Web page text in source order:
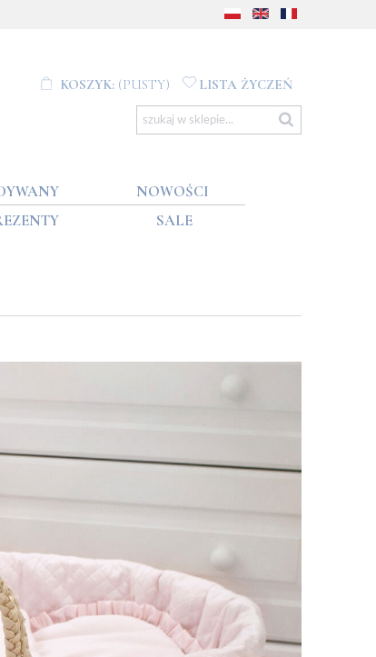
KOSZYK: (PUSTY) LISTA ŻYCZEŃ
NOWOŚCI
SALE